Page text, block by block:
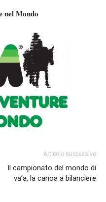
nel Mondo
Articolo successivo
Il campionato del mondo di
va’a, la canoa a bilanciere